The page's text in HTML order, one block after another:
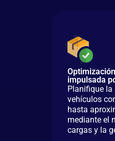
impulsada
Planifique la
vehículos
hasta
mediante el
cargas y la